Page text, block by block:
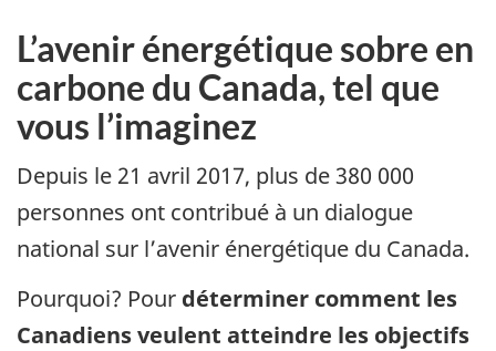
L’avenir énergétique sobre en
carbone du Canada, tel que
vous l’imaginez
Depuis le 21 avril 2017, plus de 380 000
personnes ont contribué à un dialogue
national sur l’avenir énergétique du Canada.
Pourquoi? Pour déterminer comment les
Canadiens veulent atteindre les objectifs